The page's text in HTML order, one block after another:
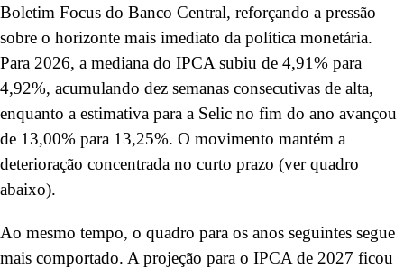
Boletim Focus do Banco Central, reforçando a pressão
sobre o horizonte mais imediato da política monetária.
Para 2026, a mediana do IPCA subiu de 4,91% para
4,92%, acumulando dez semanas consecutivas de alta,
enquanto a estimativa para a Selic no fim do ano avançou
de 13,00% para 13,25%. O movimento mantém a
deterioração concentrada no curto prazo (ver quadro
abaixo).
Ao mesmo tempo, o quadro para os anos seguintes segue
mais comportado. A projeção para o IPCA de 2027 ficou